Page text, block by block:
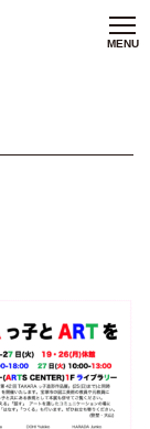
MENU